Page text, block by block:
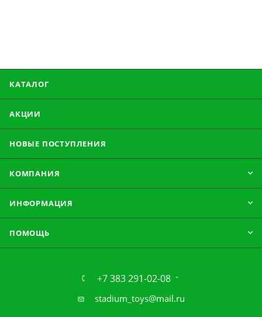
КАТАЛОГ
АКЦИИ
НОВЫЕ ПОСТУПЛЕНИЯ
КОМПАНИЯ
ИНФОРМАЦИЯ
ПОМОЩЬ
+7 383 291-02-08
stadium_toys@mail.ru